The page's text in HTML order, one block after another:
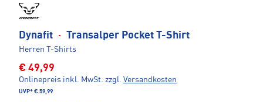
Dynafit · Transalper Pocket T-Shirt
Herren T-Shirts
€ 49,99
Onlinepreis inkl. MwSt. zzgl. Versandkosten
UVP* € 59,99